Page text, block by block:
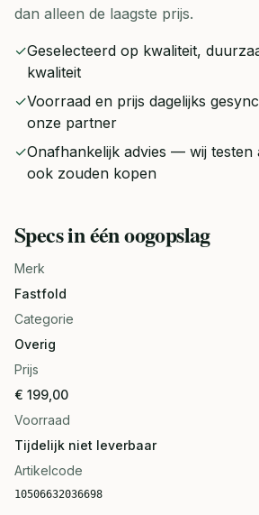
dan alleen de laagste prijs.
✓Geselecteerd op kwaliteit,
kwaliteit
✓Voorraad en prijs dagelijks
onze partner
✓Onafhankelijk advies — wij testen
ook zouden kopen
Specs in één oogopslag
Merk
Fastfold
Categorie
Overig
Prijs
€ 199,00
Voorraad
Tijdelijk niet leverbaar
Artikelcode
10506632036698